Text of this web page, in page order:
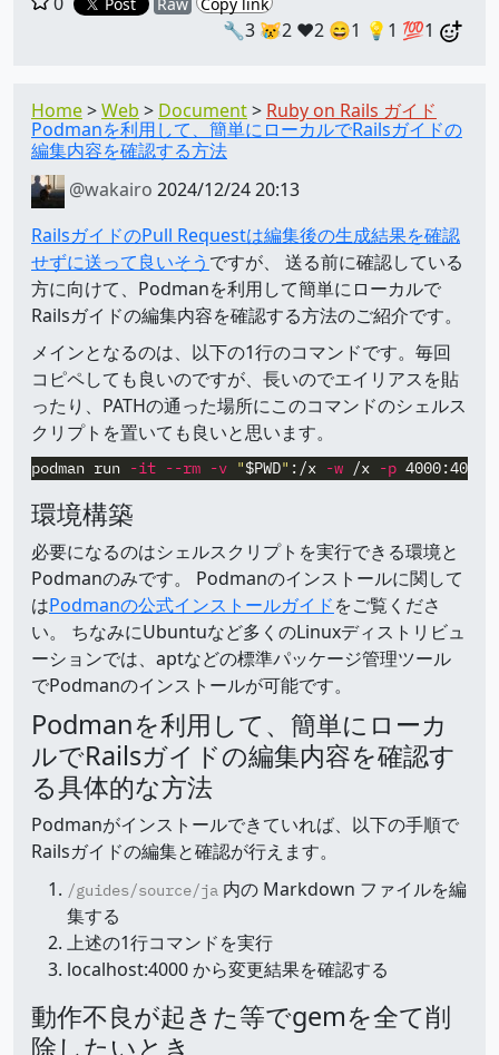
🔧3 😿2 ❤️2 😄1 💡1 💯1
Home Web Document Ruby on Rails ガイド
Podmanを利用して、簡単にローカルでRailsガイドの
編集内容を確認する方法
@wakairo 2024/12/24 20:13
RailsガイドのPull Requestは編集後の生成結果を確認
せずに送って良いそう ですが、 送る前に確認している
方に向けて、Podmanを利用して簡単にローカルで
Railsガイドの編集内容を確認する方法のご紹介です。
メインとなるのは、以下の1行のコマンドです。毎回
コピペしても良いのですが、長いのでエイリアスを貼
ったり、PATHの通った場所にこのコマンドのシェルス
クリプトを置いても良いと思います。
podman run -it --rm -v "$PWD" :/x -w /x -p 4000:4000
環境構築
必要になるのはシェルスクリプトを実行できる環境と
Podmanのみです。 Podmanのインストールに関して
はPodmanの公式インストールガイドをご覧くださ
い。 ちなみにUbuntuなど多くのLinuxディストリビュ
ーションでは、aptなどの標準パッケージ管理ツール
でPodmanのインストールが可能です。
Podmanを利用して、簡単にローカ
ルでRailsガイドの編集内容を確認す
る具体的な方法
Podmanがインストールできていれば、以下の手順で
Railsガイドの編集と確認が行えます。
/guides/source/ja 内の Markdown ファイルを編
集する
上述の1行コマンドを実行
localhost:4000 から変更結果を確認する
動作不良が起きた等でgemを全て削
除したいとき